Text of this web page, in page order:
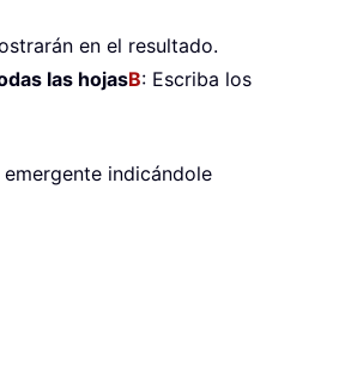
en el resultado.
las hojasB: Escriba los
indicándole